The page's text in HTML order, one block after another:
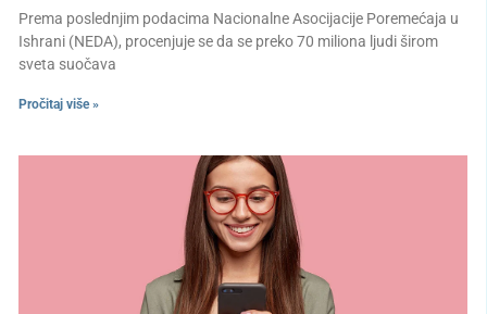
Prema poslednjim podacima Nacionalne Asocijacije Poremećaja u
Ishrani (NEDA), procenjuje se da se preko 70 miliona ljudi širom
sveta suočava
Pročitaj više »